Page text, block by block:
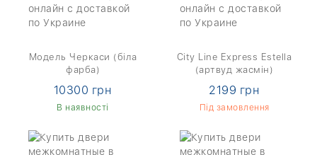
Модель Черкаси (біла
фарба)
10300 грн
В наявності
City Line Express Estella
(артвуд жасмін)
2199 грн
Під замовлення